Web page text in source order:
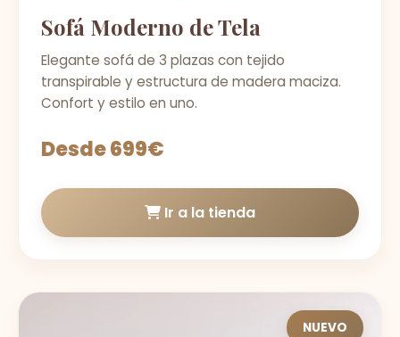
Sofá Moderno de Tela
Elegante sofá de 3 plazas con tejido
transpirable y estructura de madera maciza.
Confort y estilo en uno.
Desde 699€
Ir a la tienda
NUEVO